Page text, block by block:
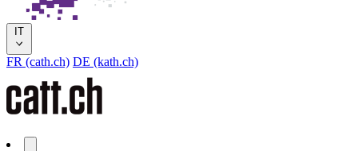
IT
FR (cath.ch) DE (kath.ch)